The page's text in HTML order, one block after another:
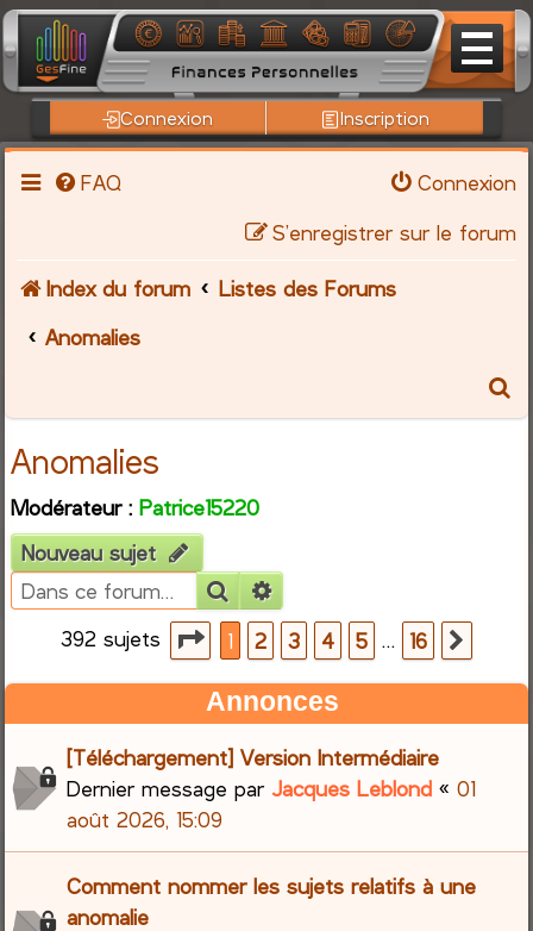
Connexion Inscription
FAQ
Connexion
S’enregistrer sur le forum
Index du forum
Listes des Forums
Anomalies
c
h
Anomalies
Modérateur : Patrice15220
Nouveau sujet
Rechercher
392 sujets
Page1sur 16
1 2 3 4 5 … 16
Annonces
[Téléchargement] Version Intermédiaire
Dernier message parJacques Leblond «01
août 2026, 15:09
Comment nommer les sujets relatifs à une
anomalie